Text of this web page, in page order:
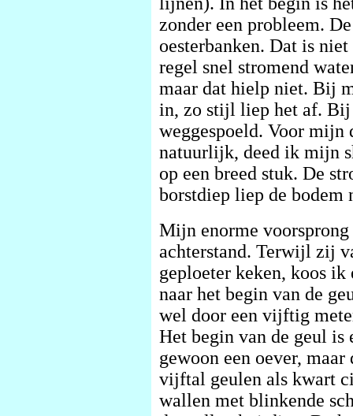
zonder een probleem.
oesterbanken. Dat is
regel snel stromend
maar dat hielp niet. Bij
in, zo stijl liep het af.
weggespoeld. Voor mijn
natuurlijk, deed ik mijn
op een breed stuk. De
borstdiep liep de bodem
Mijn enorme voorsprong
achterstand. Terwijl zij
geploeter keken, koos
naar het begin van de
wel door een vijftig
Het begin van de geul
gewoon een oever,
vijftal geulen als kwart
wallen met blinkende